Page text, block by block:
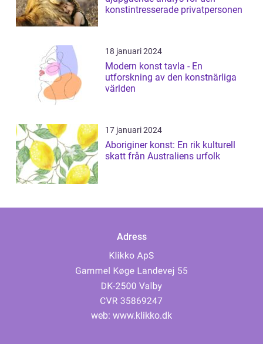
konstintresserade privatpersonen
18 januari 2024
Modern konst tavla - En
utforskning av den konstnärliga
världen
17 januari 2024
Aboriginer konst: En rik kulturell
skatt från Australiens urfolk
Adress
web: www.klikko.dk